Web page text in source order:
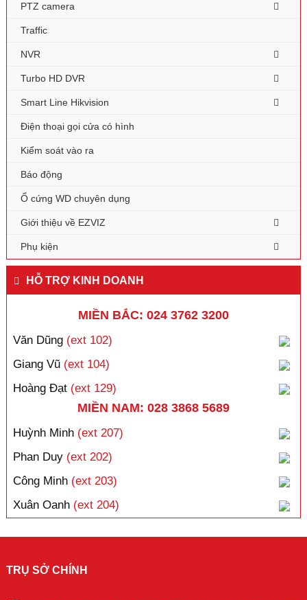
PTZ camera
Traffic
NVR
Turbo HD DVR
Smart Line Hikvision
Điện thoại gọi cửa có hình
Kiểm soát vào ra
Báo động
Ổ cứng WD chuyên dụng
Giới thiệu về EZVIZ
Phụ kiện
HỖ TRỢ KINH DOANH
MIỀN BẮC: 024 3762 3200
Văn Dũng (ext 102)
Giang Vũ (ext 104)
Hoàng Đạt (ext 129)
MIỀN NAM: 028 3868 5689
Huỳnh Minh (ext 207)
Phan Duy (ext 202)
Công Minh (ext 203)
Xuân Oanh (ext 204)
TRỤ SỞ CHÍNH